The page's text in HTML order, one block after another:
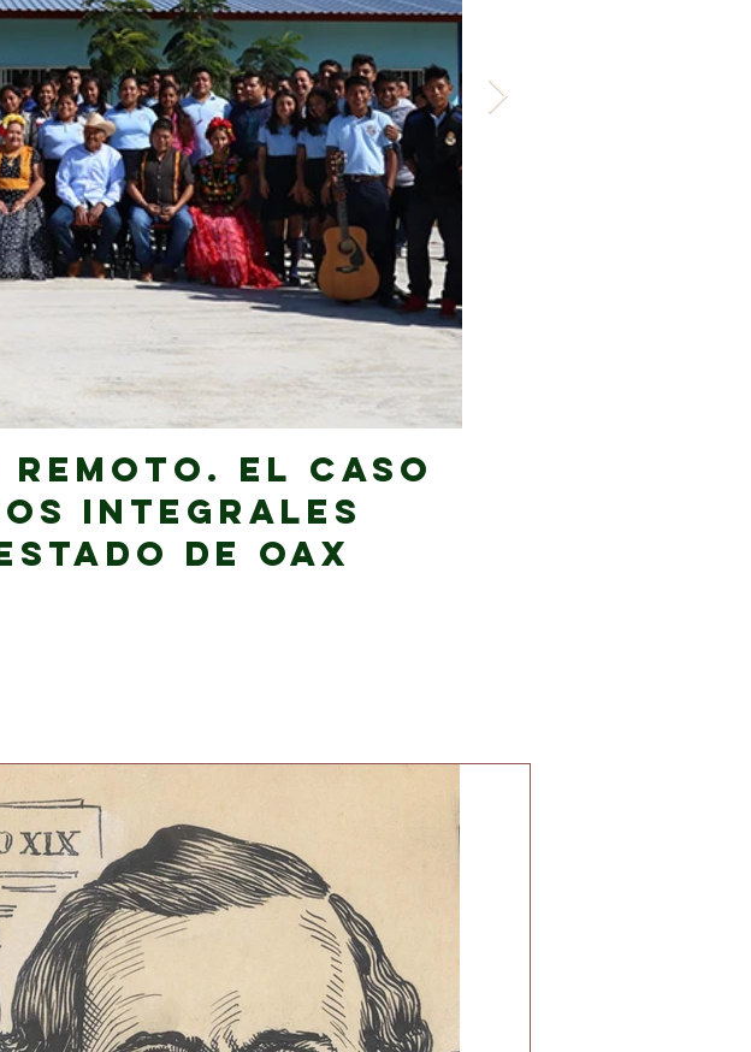
El caso
Integrales
de Oax